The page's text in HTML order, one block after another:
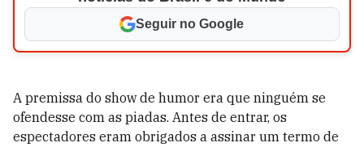
Seguir no Google
A premissa do show de humor era que ninguém se
ofendesse com as piadas. Antes de entrar, os
espectadores eram obrigados a assinar um termo de